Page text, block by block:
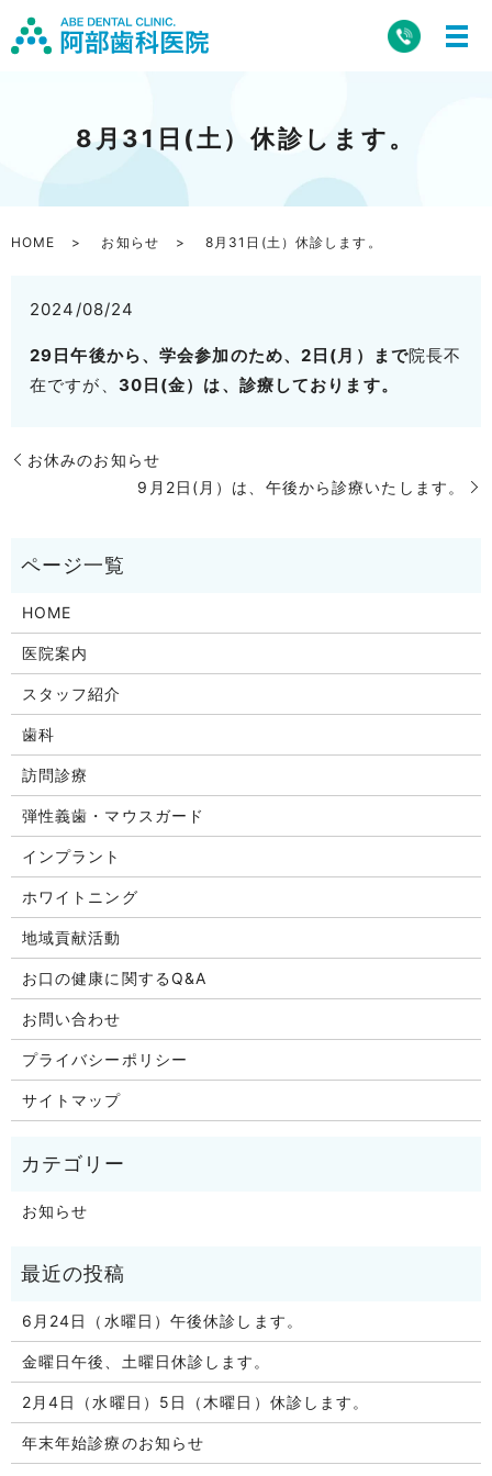
8月31日(土）休診します。
HOME お知らせ 8月31日(土）休診します。
2024/08/24
29日午後から、学会参加のため、2日(月）まで院長不
在ですが、 30日(金）は、診療しております。
お休みのお知らせ
9月2日(月）は、午後から診療いたします。
HOME
医院案内
スタッフ紹介
歯科
訪問診療
弾性義歯・マウスガード
インプラント
ホワイトニング
地域貢献活動
お口の健康に関するQ&A
お問い合わせ
プライバシーポリシー
サイトマップ
お知らせ
6月24日（水曜日）午後休診します。
金曜日午後、土曜日休診します。
2月4日（水曜日）5日（木曜日）休診します。
年末年始診療のお知らせ